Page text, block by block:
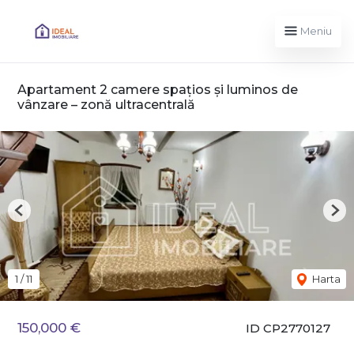
Meniu
Apartament 2 camere spațios și luminos de
vânzare – zonă ultracentrală
ID CP2770127
150,000 €
1 /11 Harta
Previous